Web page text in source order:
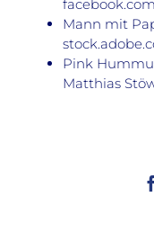
Mann mit
Pink
Matthias